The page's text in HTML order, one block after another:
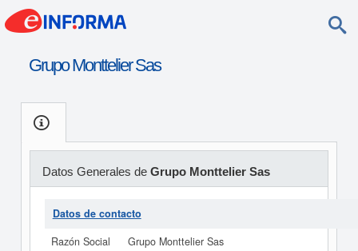
Grupo Monttelier Sas
Datos Generales de Grupo Monttelier Sas
Datos de contacto
Razón Social
Grupo Monttelier Sas